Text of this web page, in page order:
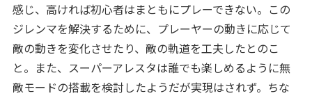
感じ、高ければ初心者はまともにプレーできない。この
ジレンマを解決するために、プレーヤーの動きに応じて
敵の動きを変化させたり、敵の軌道を工夫したとのこ
と。また、スーパーアレスタは誰でも楽しめるように無
敵モードの搭載を検討したようだが実現はされず。ちな